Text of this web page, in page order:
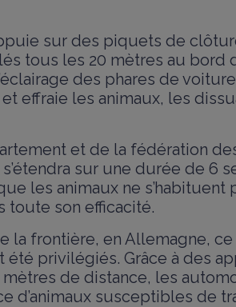
sur des piquets de
tous les 20 mètres au bord
des phares de
effraie les animaux, les
et de la fédération
sur une durée de 6
les animaux ne
toute son efficacité.
la frontière, en Allemagne,
été privilégiés. Grâce à des
mètres de distance, les
d’animaux susceptibles de